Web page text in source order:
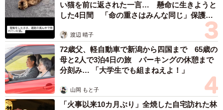
い猫を前に返された一言… 懸命に生きようと
した4日間 「命の重さはみんな同じ」保護団
渡辺 晴子
72歳父、軽自動車で新潟から四国まで 65歳の
母と2人で3泊4日の旅 パーキングの休憩まで
分刻み… 「大学生でも組まねえよ！」
山岡 もと子
「火事以来10カ月ぶり」全焼した自宅訪れた林